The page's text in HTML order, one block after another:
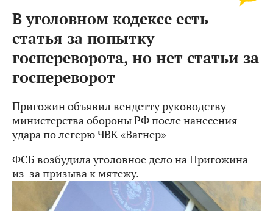
В уголовном кодексе есть
статья за попытку
госпереворота, но нет статьи за
госпереворот
Пригожин объявил вендетту руководству
министерства обороны РФ после нанесения
удара по легерю ЧВК «Вагнер»
ФСБ возбудила уголовное дело на Пригожина
из-за призыва к мятежу.